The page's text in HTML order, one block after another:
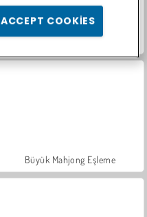
Büyük Mahjong Eşleme
ACCEPT COOKIES